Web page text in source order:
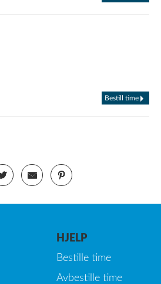
Bestill time
HJELP
Bestille time
Avbestille time